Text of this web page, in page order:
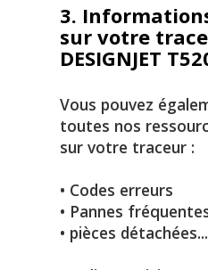
3.
sur votre
DESIGNJET
Vous pouvez
toutes nos
sur votre traceur :
• Codes erreurs
• Pannes
• pièces détachées...